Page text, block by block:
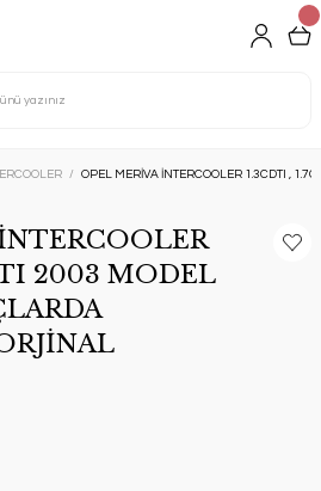
OPEL MERİVA İNTERCOOLER 1.3CDTI ,
2003 MODEL